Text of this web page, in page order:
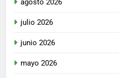
agosto 2026
julio 2026
junio 2026
mayo 2026